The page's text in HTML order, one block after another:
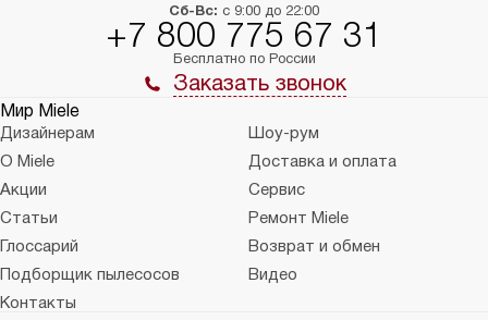
Сб-Вс: с 9:00 до 22:00
+7 800 775 67 31
Бесплатно по России
Заказать звонок
Мир Miele
Дизайнерам
Шоу-рум
О Miele
Доставка и оплата
Акции
Сервис
Статьи
Ремонт Miele
Глоссарий
Возврат и обмен
Подборщик пылесосов
Видео
Контакты